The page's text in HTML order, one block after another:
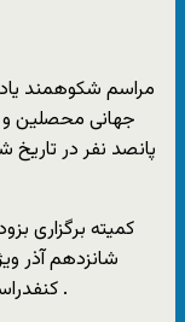
مراسم شکوهمند
جهانی محصلین و
کمیته برگزاری
شانزدهم آذر
کنفدراسیون در اختیار عموم علاقمندان قرار خواهد داد .